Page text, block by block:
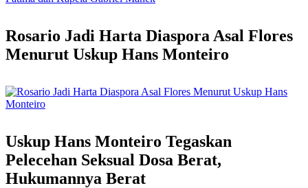
Rosario Jadi Harta Diaspora Asal Flores
Menurut Uskup Hans Monteiro
Uskup Hans Monteiro Tegaskan
Pelecehan Seksual Dosa Berat,
Hukumannya Berat